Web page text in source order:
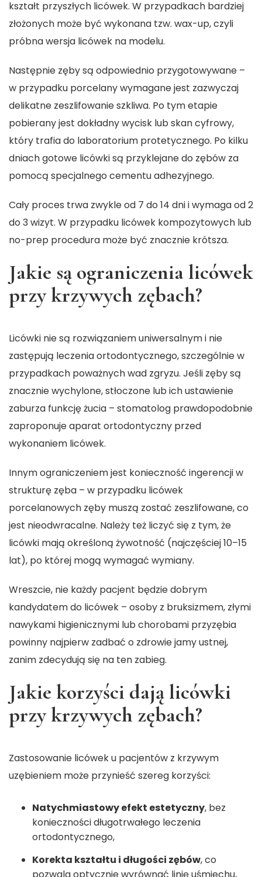
kształt przyszłych licówek. W przypadkach bardziej
złożonych może być wykonana tzw. wax-up, czyli
próbna wersja licówek na modelu.
Następnie zęby są odpowiednio przygotowywane –
w przypadku porcelany wymagane jest zazwyczaj
delikatne zeszlifowanie szkliwa. Po tym etapie
pobierany jest dokładny wycisk lub skan cyfrowy,
który trafia do laboratorium protetycznego. Po kilku
dniach gotowe licówki są przyklejane do zębów za
pomocą specjalnego cementu adhezyjnego.
Cały proces trwa zwykle od 7 do 14 dni i wymaga od 2
do 3 wizyt. W przypadku licówek kompozytowych lub
no-prep procedura może być znacznie krótsza.
Jakie są ograniczenia licówek
przy krzywych zębach?
Licówki nie są rozwiązaniem uniwersalnym i nie
zastępują leczenia ortodontycznego, szczególnie w
przypadkach poważnych wad zgryzu. Jeśli zęby są
znacznie wychylone, stłoczone lub ich ustawienie
zaburza funkcję żucia – stomatolog prawdopodobnie
zaproponuje aparat ortodontyczny przed
wykonaniem licówek.
Innym ograniczeniem jest konieczność ingerencji w
strukturę zęba – w przypadku licówek
porcelanowych zęby muszą zostać zeszlifowane, co
jest nieodwracalne. Należy też liczyć się z tym, że
licówki mają określoną żywotność (najczęściej 10–15
lat), po której mogą wymagać wymiany.
Wreszcie, nie każdy pacjent będzie dobrym
kandydatem do licówek – osoby z bruksizmem, złymi
nawykami higienicznymi lub chorobami przyzębia
powinny najpierw zadbać o zdrowie jamy ustnej,
zanim zdecydują się na ten zabieg.
Jakie korzyści dają licówki
przy krzywych zębach?
Zastosowanie licówek u pacjentów z krzywym
uzębieniem może przynieść szereg korzyści:
Natychmiastowy efekt estetyczny, bez
konieczności długotrwałego leczenia
ortodontycznego,
Korekta kształtu i długości zębów, co